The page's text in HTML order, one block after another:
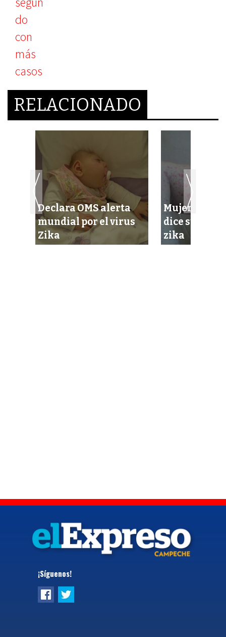
RELACIONADO
Declara OMS alerta
mundial por el virus
Zika
Mujer de
dice sufrir
zika
¡Síguenos!